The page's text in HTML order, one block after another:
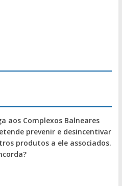
aos Complexos Balneares
prevenir e desincentivar
produtos a ele associados.